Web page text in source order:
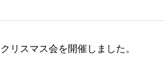
クリスマス会を開催しました。